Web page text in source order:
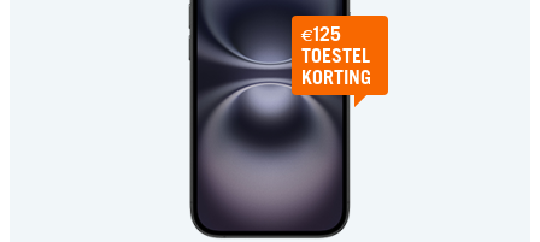
€125
TOESTEL
KORTING